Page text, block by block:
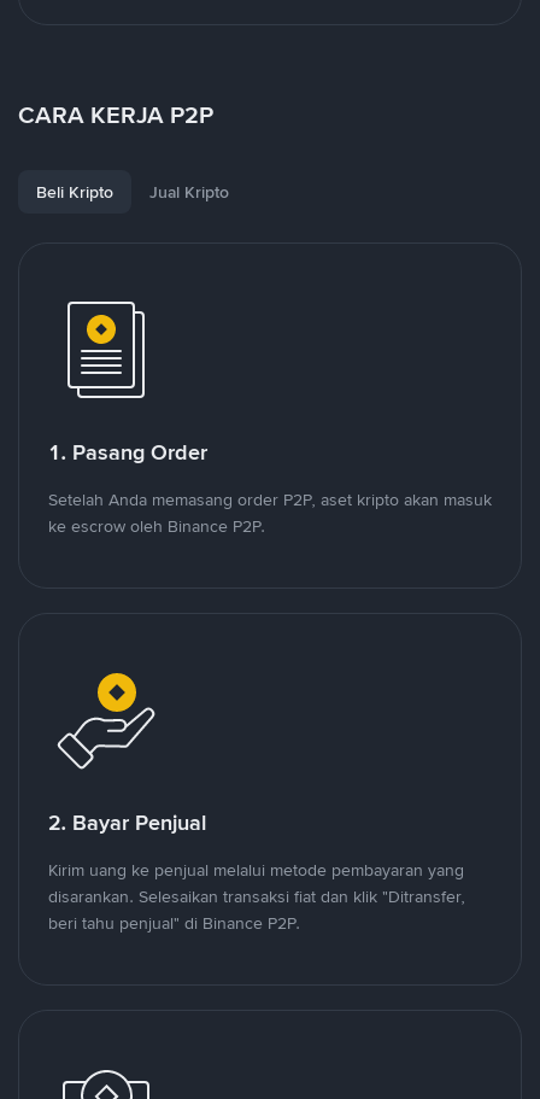
CARA KERJA P2P
Beli Kripto Jual Kripto
1. Pasang Order
Setelah Anda memasang order P2P, aset kripto akan masuk
ke escrow oleh Binance P2P.
2. Bayar Penjual
Kirim uang ke penjual melalui metode pembayaran yang
disarankan. Selesaikan transaksi fiat dan klik "Ditransfer,
beri tahu penjual" di Binance P2P.